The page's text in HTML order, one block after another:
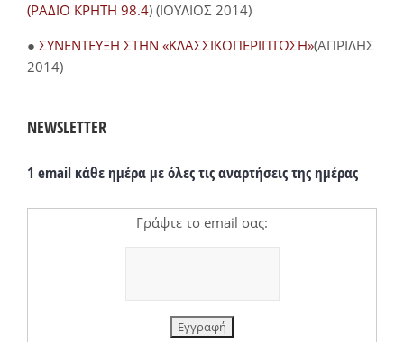
(ΡΑΔΙΟ ΚΡΗΤΗ 98.4) (ΙΟΥΛΙΟΣ 2014)
● ΣΥΝΕΝΤΕΥΞΗ ΣΤΗΝ «ΚΛΑΣΣΙΚΟΠΕΡΙΠΤΩΣΗ»(ΑΠΡΙΛΗΣ
2014)
NEWSLETTER
1 email κάθε ημέρα με όλες τις αναρτήσεις της ημέρας
Γράψτε το email σας: